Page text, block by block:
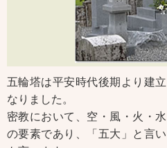
五輪塔は平安時代後期より建
なりました。
密教において、空・風・火・
の要素であり、「五大」と言